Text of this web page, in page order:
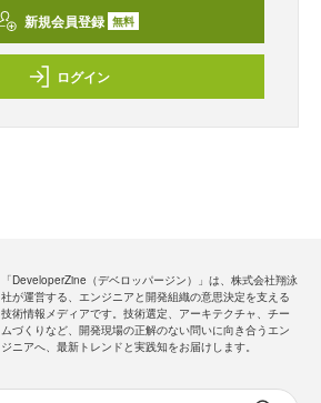
新規会員登録 無料
ログイン
「DeveloperZine（デベロッパージン）」は、株式会社翔泳
社が運営する、エンジニアと開発組織の意思決定を支える
技術情報メディアです。技術選定、アーキテクチャ、チー
ムづくりなど、開発現場の正解のない問いに向き合うエン
ジニアへ、最新トレンドと実践知をお届けします。